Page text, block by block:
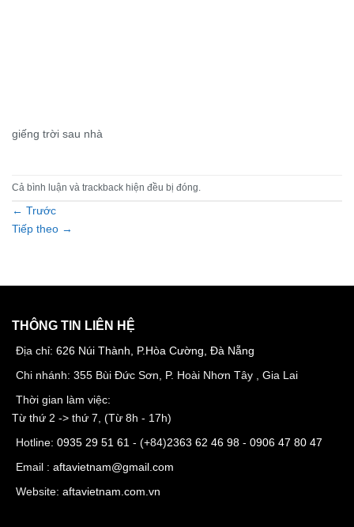
giếng trời sau nhà
Cả bình luận và trackback hiện đều bị đóng.
← Trước
Tiếp theo →
THÔNG TIN LIÊN HỆ
Địa chỉ: 626 Núi Thành, P.Hòa Cường, Đà Nẵng
Chi nhánh: 355 Bùi Đức Sơn, P. Hoài Nhơn Tây , Gia Lai
Thời gian làm việc:
Từ thứ 2 -> thứ 7, (Từ 8h - 17h)
Hotline: 0935 29 51 61 - (+84)2363 62 46 98 - 0906 47 80 47
Email : aftavietnam@gmail.com
Website: aftavietnam.com.vn